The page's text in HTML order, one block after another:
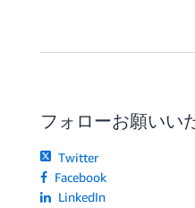
フォローお願いい
Twitter
Facebook
LinkedIn